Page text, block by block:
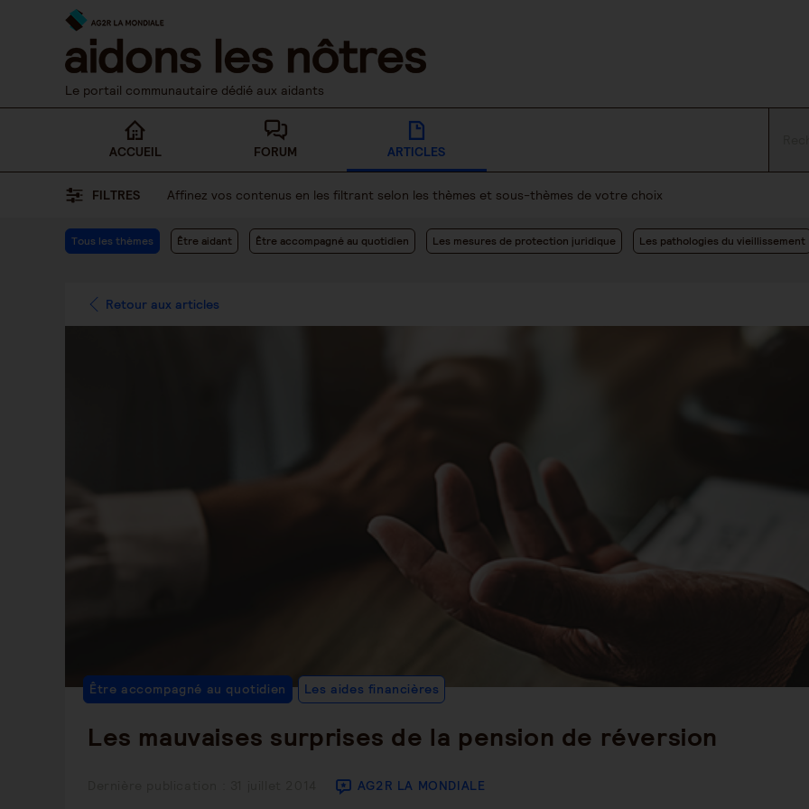
Le portail communautaire dédié aux aidants
ACCUEIL FORUM ARTICLES
FILTRES Affinez vos contenus en les filtrant selon les thèmes et sous-thèmes de votre choix
Tous les thèmes Être aidant Être accompagné au quotidien Les mesures de protection juridique Les pathologies du vieillissement
Retour aux articles
Les mauvaises surprises de la pension de réversion
AG2R LA MONDIALE
Être accompagné au quotidien Les aides financières